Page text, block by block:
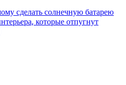
сделать солнечную батарею
которые отпугнут